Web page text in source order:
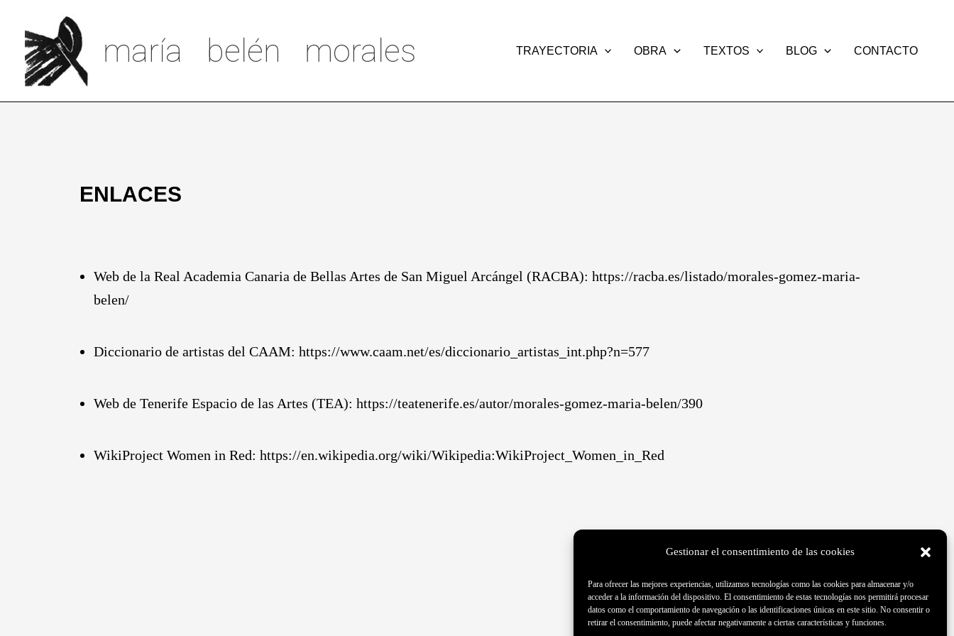
Gestionar el consentimiento de las cookies
Para ofrecer las mejores experiencias, utilizamos tecnologías como las cookies para almacenar y/o
acceder a la información del dispositivo. El consentimiento de estas tecnologías nos permitirá procesar
datos como el comportamiento de navegación o las identificaciones únicas en este sitio. No consentir o
retirar el consentimiento, puede afectar negativamente a ciertas características y funciones.
contenido
maría belén morales TRAYECTORIA OBRA TEXTOS BLOG CONTACTO
ENLACES
Web de la Real Academia Canaria de Bellas Artes de San Miguel Arcángel (RACBA): https://racba.es/listado/morales-gomez-maria-
belen/
Diccionario de artistas del CAAM: https://www.caam.net/es/diccionario_artistas_int.php?n=577
Web de Tenerife Espacio de las Artes (TEA): https://teatenerife.es/autor/morales-gomez-maria-belen/390
WikiProject Women in Red: https://en.wikipedia.org/wiki/Wikipedia:WikiProject_Women_in_Red